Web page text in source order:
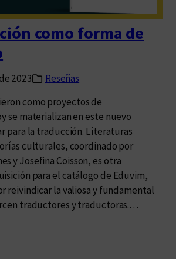
como forma de
2023
Reseñas
como proyectos de
se materializan en este nuevo
para la traducción. Literaturas
culturales, coordinado por
y Josefina Coisson, es otra
para el catálogo de Eduvim,
reivindicar la valiosa y fundamental
traductores y traductoras.…